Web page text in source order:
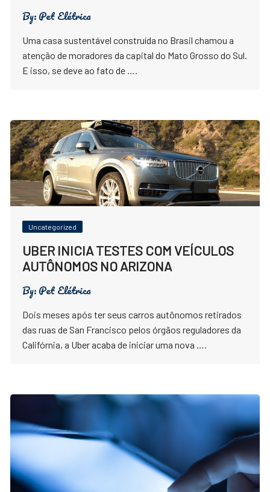
By:Pet Elétrica
Uma casa sustentável construída no Brasil chamou a
atenção de moradores da capital do Mato Grosso do Sul.
E isso, se deve ao fato de ….
Uncategorized
UBER INICIA TESTES COM VEÍCULOS
AUTÔNOMOS NO ARIZONA
By:Pet Elétrica
Dois meses após ter seus carros autônomos retirados
das ruas de San Francisco pelos órgãos reguladores da
Califórnia, a Uber acaba de iniciar uma nova ….